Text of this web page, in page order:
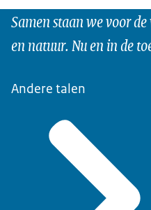
Samen staan we voor
en natuur. Nu en in de
Andere talen